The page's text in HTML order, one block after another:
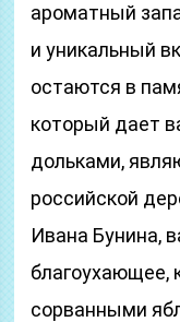
ароматный
и уникальный
остаются в
который дает
дольками,
российской
Ивана Бунина,
благоухающее,
сорванными